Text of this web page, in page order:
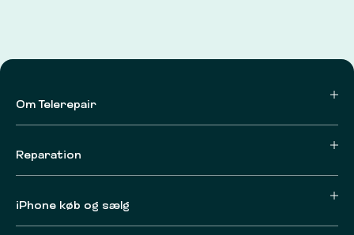
Om Telerepair
Reparation
iPhone køb og sælg